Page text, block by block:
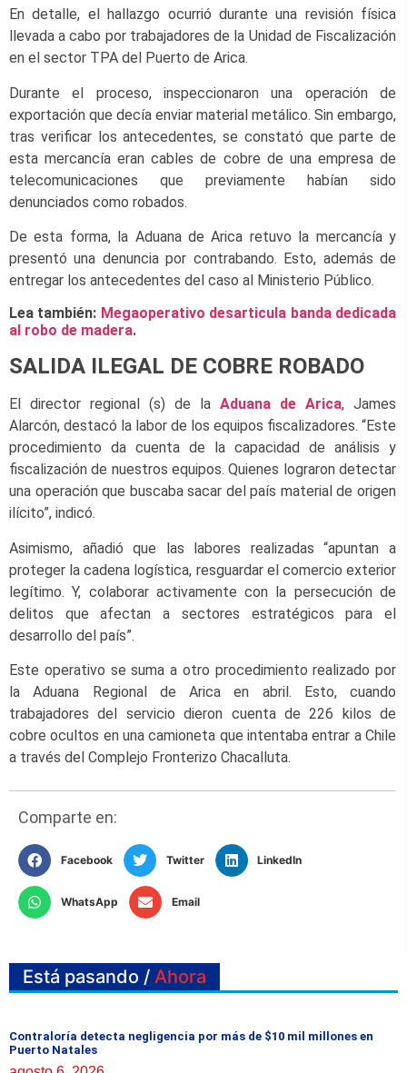
En detalle, el hallazgo ocurrió durante una revisión física
llevada a cabo por trabajadores de la Unidad de Fiscalización
en el sector TPA del Puerto de Arica.
Durante el proceso, inspeccionaron una operación de
exportación que decía enviar material metálico. Sin embargo,
tras verificar los antecedentes, se constató que parte de
esta mercancía eran cables de cobre de una empresa de
telecomunicaciones que previamente habían sido
denunciados como robados.
De esta forma, la Aduana de Arica retuvo la mercancía y
presentó una denuncia por contrabando. Esto, además de
entregar los antecedentes del caso al Ministerio Público.
Lea también: Megaoperativo desarticula banda dedicada
al robo de madera.
SALIDA ILEGAL DE COBRE ROBADO
El director regional (s) de la Aduana de Arica, James
Alarcón, destacó la labor de los equipos fiscalizadores. “Este
procedimiento da cuenta de la capacidad de análisis y
fiscalización de nuestros equipos. Quienes lograron detectar
una operación que buscaba sacar del país material de origen
ilícito”, indicó.
Asimismo, añadió que las labores realizadas “apuntan a
proteger la cadena logística, resguardar el comercio exterior
legítimo. Y, colaborar activamente con la persecución de
delitos que afectan a sectores estratégicos para el
desarrollo del país”.
Este operativo se suma a otro procedimiento realizado por
la Aduana Regional de Arica en abril. Esto, cuando
trabajadores del servicio dieron cuenta de 226 kilos de
cobre ocultos en una camioneta que intentaba entrar a Chile
a través del Complejo Fronterizo Chacalluta.
Comparte en:
Facebook Twitter LinkedIn
WhatsApp Email
Está pasando / Ahora
Contraloría detecta negligencia por más de $10 mil millones en
Puerto Natales